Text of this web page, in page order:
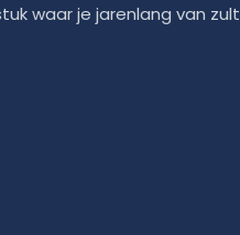
waar je jarenlang van zult